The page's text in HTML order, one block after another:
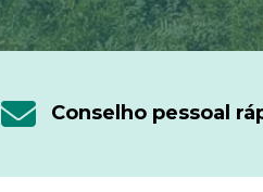
Conselho pessoal